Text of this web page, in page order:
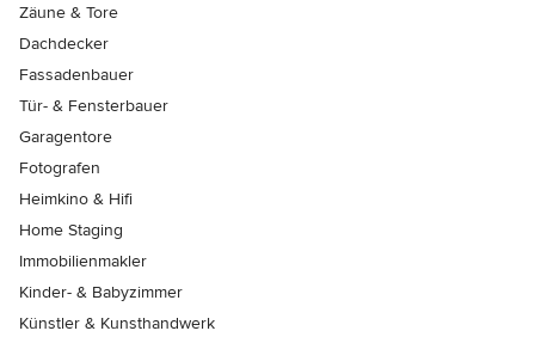
Zäune & Tore
Dachdecker
Fassadenbauer
Tür- & Fensterbauer
Garagentore
Fotografen
Heimkino & Hifi
Home Staging
Immobilienmakler
Kinder- & Babyzimmer
Künstler & Kunsthandwerk